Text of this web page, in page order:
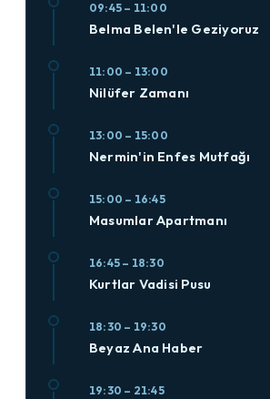
09:45 – 11:00
Belma Belen'le Geziyoruz
11:00 – 13:00
Nilüfer Zamanı
13:00 – 15:00
Nermin'in Enfes Mutfağı
15:00 – 16:45
Masumlar Apartmanı
16:45 – 18:30
Kurtlar Vadisi Pusu
18:30 – 19:30
Beyaz Ana Haber
19:30 – 21:45